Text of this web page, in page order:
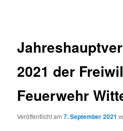
2021 der
Feuerwehr
Veröffentlicht am7. September 2021